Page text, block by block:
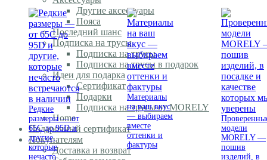
Другие аксессуары
Пояса
Последний шанс
Подписка на трусы
Подписка на трусы
Подписка на трусы в подарок
Идеи для подарка
Сертификат
Подарки
Подписка на трусы от MORELY
Home
Подарочный сертификат
Покупателям
Доставка и возврат
Редкие
размеры — от
65C до 95D и
другие,
которые
нечасто
Материалы
на ваш вкус
— выбираем
вместе
оттенки и
фактуры
модели
MORELY —
пошив
изделий, в